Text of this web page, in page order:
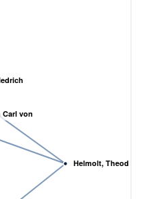
Carl von
Helmolt, Theodor